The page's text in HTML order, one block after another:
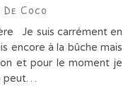
Coco
Je suis carrément en
encore à la bûche mais
et pour le moment je
peut…